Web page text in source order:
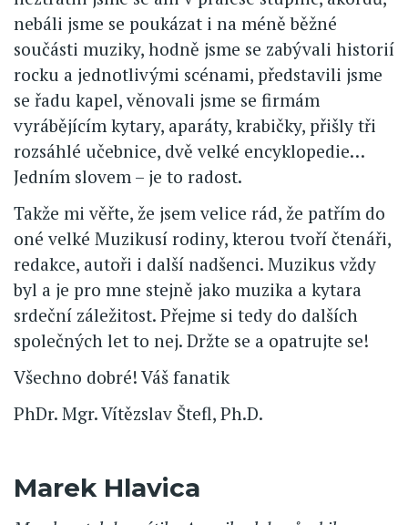
nebáli jsme se poukázat i na méně běžné
součásti muziky, hodně jsme se zabývali historií
rocku a jednotlivými scénami, představili jsme
se řadu kapel, věnovali jsme se firmám
vyrábějícím kytary, aparáty, krabičky, přišly tři
rozsáhlé učebnice, dvě velké encyklopedie…
Jedním slovem – je to radost.
Takže mi věřte, že jsem velice rád, že patřím do
oné velké Muzikusí rodiny, kterou tvoří čtenáři,
redakce, autoři i další nadšenci. Muzikus vždy
byl a je pro mne stejně jako muzika a kytara
srdeční záležitost. Přejme si tedy do dalších
společných let to nej. Držte se a opatrujte se!
Všechno dobré! Váš fanatik
PhDr. Mgr. Vítězslav Štefl, Ph.D.
Marek Hlavica